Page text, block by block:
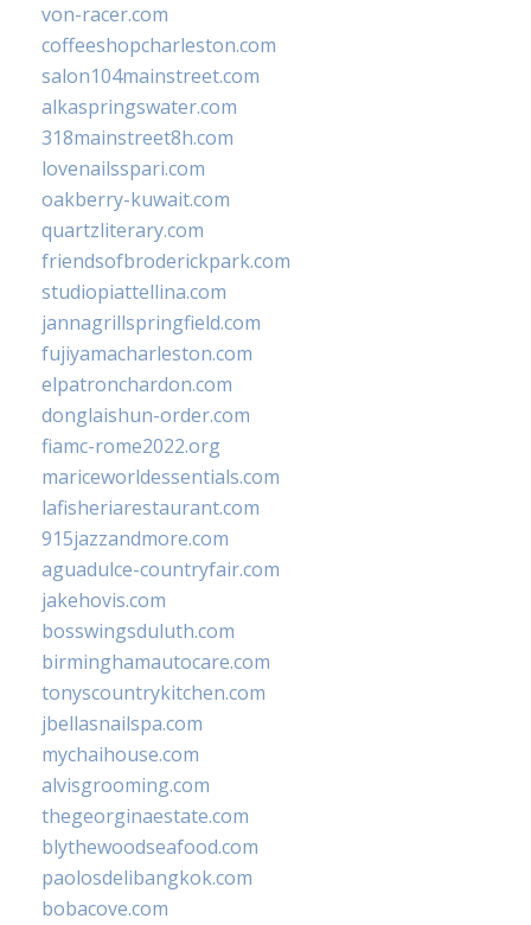
von-racer.com
coffeeshopcharleston.com
salon104mainstreet.com
alkaspringswater.com
318mainstreet8h.com
lovenailsspari.com
oakberry-kuwait.com
quartzliterary.com
friendsofbroderickpark.com
studiopiattellina.com
jannagrillspringfield.com
fujiyamacharleston.com
elpatronchardon.com
donglaishun-order.com
fiamc-rome2022.org
mariceworldessentials.com
lafisheriarestaurant.com
915jazzandmore.com
aguadulce-countryfair.com
jakehovis.com
bosswingsduluth.com
birminghamautocare.com
tonyscountrykitchen.com
jbellasnailspa.com
mychaihouse.com
alvisgrooming.com
thegeorginaestate.com
blythewoodseafood.com
paolosdelibangkok.com
bobacove.com